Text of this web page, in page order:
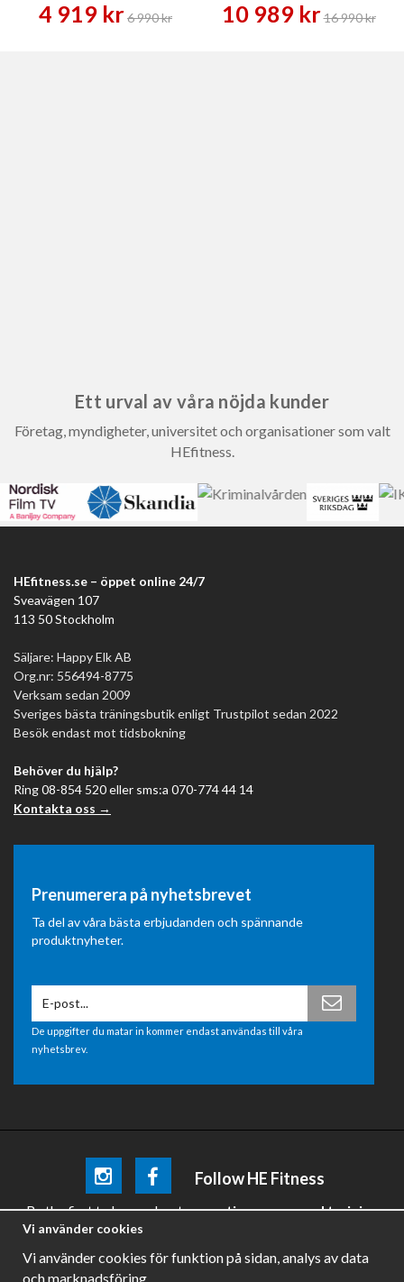
4 919 kr6 990 kr 10 989 kr16 990 kr
Ett urval av våra nöjda kunder
Företag, myndigheter, universitet och organisationer som valt
HEfitness.
HEfitness.se – öppet online 24/7
Sveavägen 107
113 50 Stockholm
Säljare: Happy Elk AB
Org.nr: 556494-8775
Verksam sedan 2009
Sveriges bästa träningsbutik enligt Trustpilot sedan 2022
Besök endast mot tidsbokning
Behöver du hjälp?
Ring 08-854 520 eller sms:a 070-774 44 14
Kontakta oss →
Prenumerera på nyhetsbrevet
Ta del av våra bästa erbjudanden och spännande
produktnyheter.
De uppgifter du matar in kommer endast användas till våra
nyhetsbrev.
Follow HE Fitness
Be the firstto know aboutpromotions, news and training
Vi använder cookies
Vi använder cookies för funktion på sidan, analys av data
och marknadsföring.